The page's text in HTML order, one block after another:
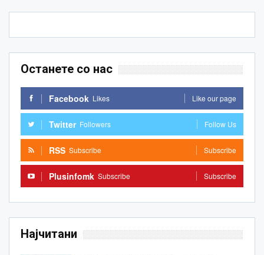
Останете со нас
Facebook Likes Like our page
Twitter Followers Follow Us
RSS Subscribe Subscribe
Plusinfomk Subscribe Subscribe
Најчитани